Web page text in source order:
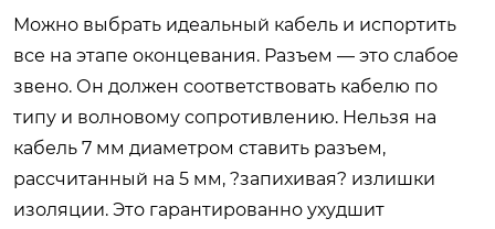
Можно выбрать идеальный кабель и испортить
все на этапе оконцевания. Разъем — это слабое
звено. Он должен соответствовать кабелю по
типу и волновому сопротивлению. Нельзя на
кабель 7 мм диаметром ставить разъем,
рассчитанный на 5 мм, ?запихивая? излишки
изоляции. Это гарантированно ухудшит